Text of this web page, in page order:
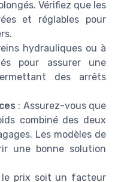
Vérifiez que les
et réglables pour
hydrauliques ou à
pour assurer une
des arrêts
: Assurez-vous que
combiné des deux
Les modèles de
une bonne solution
le prix soit un facteur